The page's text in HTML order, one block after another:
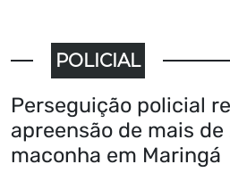
POLICIAL
Perseguição policial
apreensão de mais
maconha em Maringá